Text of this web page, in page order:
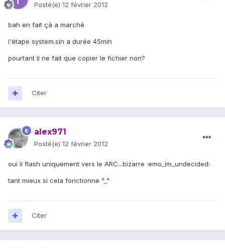
Posté(e) 12 février 2012
bah en fait çà a marché
l'étape system.sin a durée 45min
pourtant il ne fait que copier le fichier non?
Citer
alex971
Posté(e) 12 février 2012
oui il flash uniquement vers le ARC...bizarre :emo_im_undecided:
tant mieux si cela fonctionne ^_^
Citer